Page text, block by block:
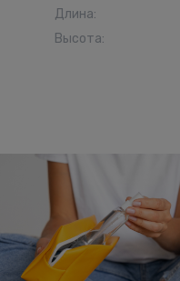
Длина:
Высота: